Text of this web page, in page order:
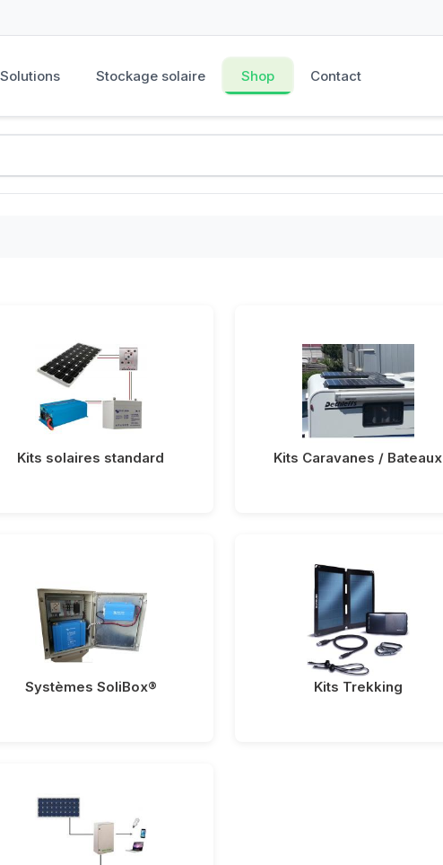
Solutions Stockage solaire Shop Contact
Kits solaires standard Kits Caravanes / Bateaux
Systèmes SoliBox® Kits Trekking